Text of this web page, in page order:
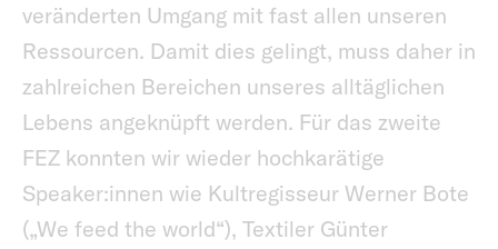
veränderten Umgang mit fast allen unseren
Ressourcen. Damit dies gelingt, muss daher in
zahlreichen Bereichen unseres alltäglichen
Lebens angeknüpft werden. Für das zweite
FEZ konnten wir wieder hochkarätige
Speaker:innen wie Kultregisseur Werner Bote
(„We feed the world“), Textiler Günter